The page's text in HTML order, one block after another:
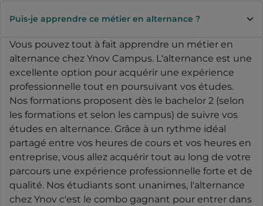
Puis-je apprendre ce métier en alternance ?
Vous pouvez tout à fait apprendre un métier en
alternance chez Ynov Campus. L'alternance est une
excellente option pour acquérir une expérience
professionnelle tout en poursuivant vos études.
Nos formations proposent dès le bachelor 2 (selon
les formations et selon les campus) de suivre vos
études en alternance. Grâce à un rythme idéal
partagé entre vos heures de cours et vos heures en
entreprise, vous allez acquérir tout au long de votre
parcours une expérience professionnelle forte et de
qualité. Nos étudiants sont unanimes, l'alternance
chez Ynov c'est le combo gagnant pour entrer dans